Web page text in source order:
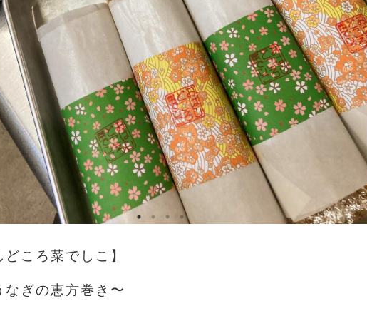
どころ菜でしこ】
なぎの恵方巻き〜